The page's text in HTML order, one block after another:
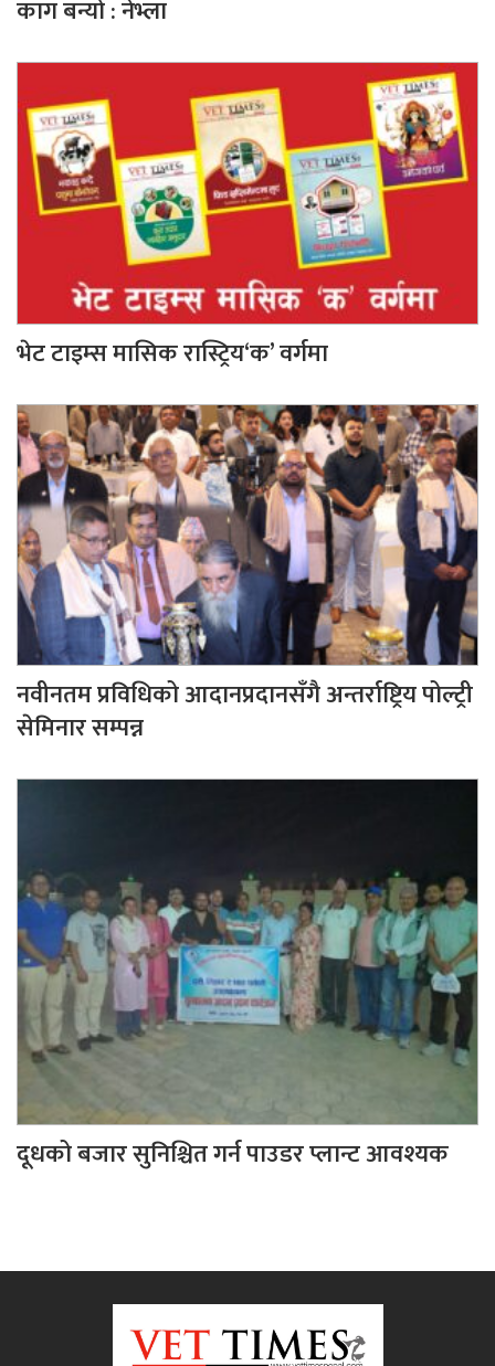
काग बन्यो : नेभ्ला
भेट टाइम्स मासिक रास्ट्रिय‘क’ वर्गमा
नवीनतम प्रविधिको आदानप्रदानसँगै अन्तर्राष्ट्रिय पोल्ट्री
सेमिनार सम्पन्न
दूधको बजार सुनिश्चित गर्न पाउडर प्लान्ट आवश्यक